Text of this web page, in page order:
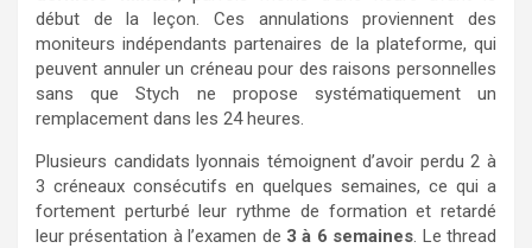
début de la leçon. Ces annulations proviennent des
moniteurs indépendants partenaires de la plateforme, qui
peuvent annuler un créneau pour des raisons personnelles
sans que Stych ne propose systématiquement un
remplacement dans les 24 heures.
Plusieurs candidats lyonnais témoignent d’avoir perdu 2 à
3 créneaux consécutifs en quelques semaines, ce qui a
fortement perturbé leur rythme de formation et retardé
leur présentation à l’examen de 3 à 6 semaines. Le thread